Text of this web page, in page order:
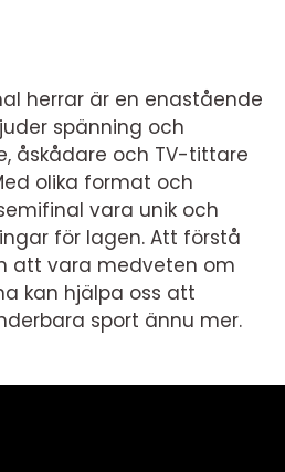
herrar är en enastående
spänning och
åskådare och TV-tittare
olika format och
vara unik och
för lagen. Att förstå
att vara medveten om
kan hjälpa oss att
sport ännu mer.